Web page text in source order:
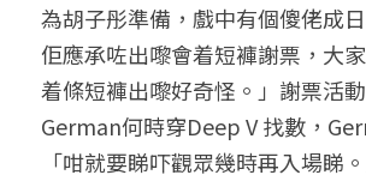
為胡子彤準備，戲中有個傻佬成
佢應承咗出嚟會着短褲謝票，大
着條短褲出嚟好奇怪。」謝票活
German何時穿Deep V 找數，
「咁就要睇吓觀眾幾時再入場睇。